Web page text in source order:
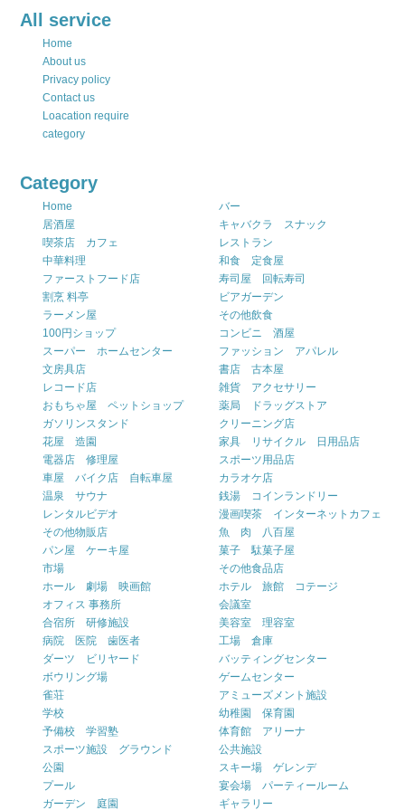
All service
Home
About us
Privacy policy
Contact us
Loacation require
category
Category
Home
バー
居酒屋
キャバクラ スナック
喫茶店 カフェ
レストラン
中華料理
和食 定食屋
ファーストフード店
寿司屋 回転寿司
割烹 料亭
ビアガーデン
ラーメン屋
その他飲食
100円ショップ
コンビニ 酒屋
スーパー ホームセンター
ファッション アパレル
文房具店
書店 古本屋
レコード店
雑貨 アクセサリー
おもちゃ屋 ペットショップ
薬局 ドラッグストア
ガソリンスタンド
クリーニング店
花屋 造園
家具 リサイクル 日用品店
電器店 修理屋
スポーツ用品店
車屋 バイク店 自転車屋
カラオケ店
温泉 サウナ
銭湯 コインランドリー
レンタルビデオ
漫画喫茶 インターネットカフェ
その他物販店
魚 肉 八百屋
パン屋 ケーキ屋
菓子 駄菓子屋
市場
その他食品店
ホール 劇場 映画館
ホテル 旅館 コテージ
オフィス 事務所
会議室
合宿所 研修施設
美容室 理容室
病院 医院 歯医者
工場 倉庫
ダーツ ビリヤード
バッティングセンター
ボウリング場
ゲームセンター
雀荘
アミューズメント施設
学校
幼稚園 保育園
予備校 学習塾
体育館 アリーナ
スポーツ施設 グラウンド
公共施設
公園
スキー場 ゲレンデ
プール
宴会場 パーティールーム
ガーデン 庭園
ギャラリー